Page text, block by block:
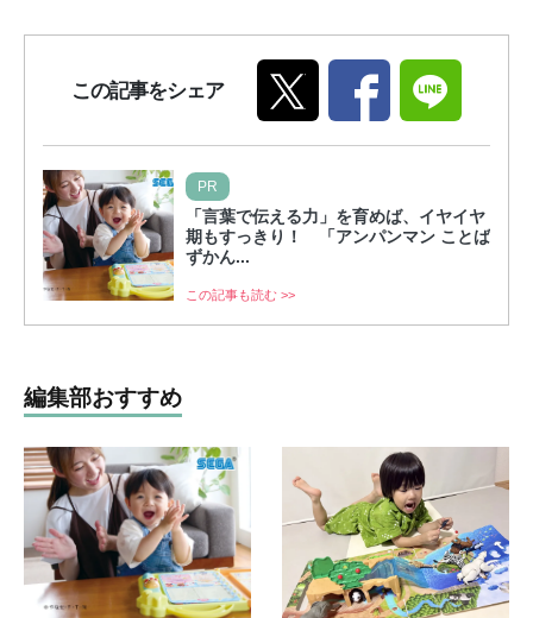
この記事をシェア
PR
「言葉で伝える力」を育めば、イヤイヤ
期もすっきり！ 「アンパンマン ことば
ずかん...
この記事も読む >>
編集部おすすめ